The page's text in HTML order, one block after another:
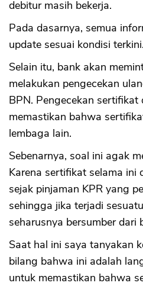
debitur masih bekerja.
Pada dasarnya, semua
update sesuai kondisi terkini.
Selain itu, bank akan
melakukan pengecekan
BPN. Pengecekan
memastikan bahwa
lembaga lain.
Sebenarnya, soal ini agak
Karena sertifikat selama ini
sejak pinjaman KPR yang
sehingga jika terjadi
seharusnya bersumber dari
Saat hal ini saya tanyakan
bilang bahwa ini adalah
untuk memastikan bahwa